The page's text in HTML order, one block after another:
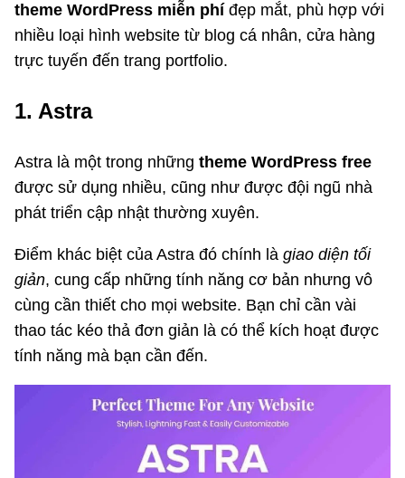
theme WordPress miễn phí đẹp mắt, phù hợp với
nhiều loại hình website từ blog cá nhân, cửa hàng
trực tuyến đến trang portfolio.
1. Astra
Astra là một trong những theme WordPress free
được sử dụng nhiều, cũng như được đội ngũ nhà
phát triển cập nhật thường xuyên.
Điểm khác biệt của Astra đó chính là giao diện tối
giản, cung cấp những tính năng cơ bản nhưng vô
cùng cần thiết cho mọi website. Bạn chỉ cần vài
thao tác kéo thả đơn giản là có thể kích hoạt được
tính năng mà bạn cần đến.